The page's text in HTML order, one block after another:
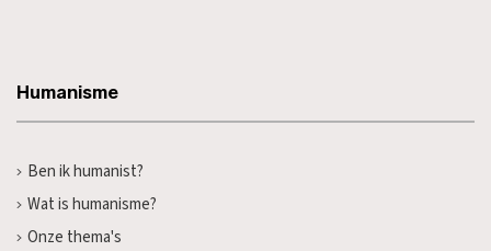
Humanisme
Ben ik humanist?
Wat is humanisme?
Onze thema's